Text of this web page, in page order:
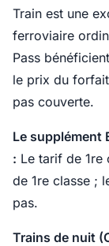
Train est une
ferroviaire
Pass
le prix du
pas couverte.
Le supplément
: Le tarif de 1re
de 1re classe ;
pas.
Trains de nuit